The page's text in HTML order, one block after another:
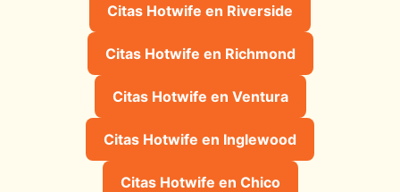
Citas Hotwife en Riverside
Citas Hotwife en Richmond
Citas Hotwife en Ventura
Citas Hotwife en Inglewood
Citas Hotwife en Chico